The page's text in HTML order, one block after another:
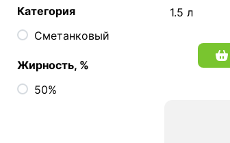
Категория
Сметанковый
Жирность, %
50%
1.5 л